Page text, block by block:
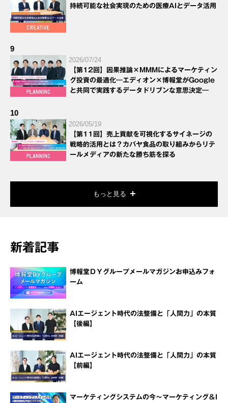
持続可能な社会実現のための医療AIとデータ活用
9
2026/07/24
【第12回】因果推論×MMMによるマーケティン
グ投資の最適化―エディオン×博報堂がGoogle
と共同で実践するデータドリブンな意思決定―
10
2026/05/19
【第11回】売上貢献を可視化するサイネージの
戦略的活用とは？カバヤ食品の取り組みからリテ
ールメディアの新たな勝ち筋を探る
もっと見る
新着記事
博報堂ＤＹグループメールマガジンお申込みフォ
ーム
AIエージェント時代の法整備と「人間力」の本質
【後編】
AIエージェント時代の法整備と「人間力」の本質
【前編】
マーケティングシステムの今～マーケティング＆I